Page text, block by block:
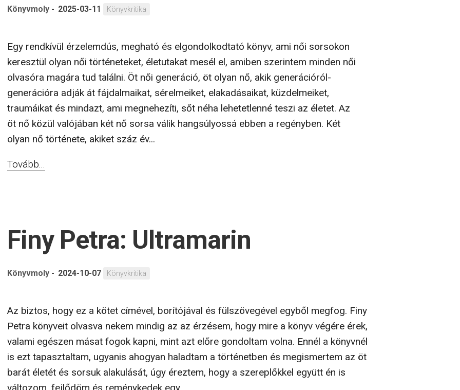
Könyvmoly - 2025-03-11 Könyvkritika
Egy rendkívül érzelemdús, megható és elgondolkodtató könyv, ami női sorsokon
keresztül olyan női történeteket, életutakat mesél el, amiben szerintem minden női
olvasóra magára tud találni. Öt női generáció, öt olyan nő, akik generációról-
generációra adják át fájdalmaikat, sérelmeiket, elakadásaikat, küzdelmeiket,
traumáikat és mindazt, ami megnehezíti, sőt néha lehetetlenné teszi az életet. Az
öt nő közül valójában két nő sorsa válik hangsúlyossá ebben a regényben. Két
olyan nő története, akiket száz év...
Tovább...
Finy Petra: Ultramarin
Könyvmoly - 2024-10-07 Könyvkritika
Az biztos, hogy ez a kötet címével, borítójával és fülszövegével egyből megfog. Finy
Petra könyveit olvasva nekem mindig az az érzésem, hogy mire a könyv végére érek,
valami egészen másat fogok kapni, mint azt előre gondoltam volna. Ennél a könyvnél
is ezt tapasztaltam, ugyanis ahogyan haladtam a történetben és megismertem az öt
barát életét és sorsuk alakulását, úgy éreztem, hogy a szereplőkkel együtt én is